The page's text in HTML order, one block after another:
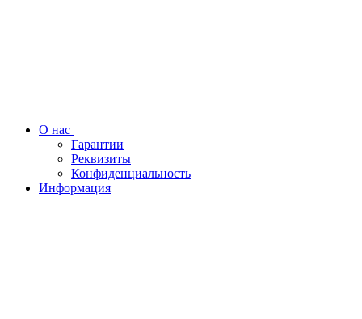
О нас
Гарантии
Реквизиты
Конфиденциальность
Информация